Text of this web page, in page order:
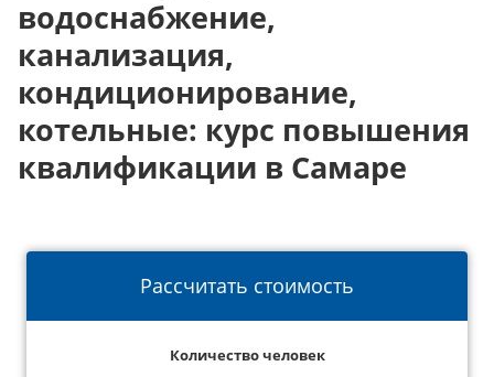
водоснабжение,
канализация,
кондиционирование,
котельные: курс повышения
квалификации в Самаре
Рассчитать стоимость
Количество человек